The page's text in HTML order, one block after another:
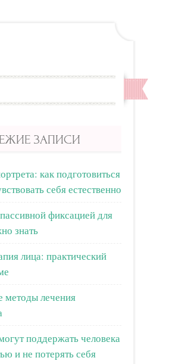
ЗАПИСИ
как подготовиться
себя естественно
фиксацией для
знать
лица: практический
методы лечения
поддержать человека
и не потерять себя